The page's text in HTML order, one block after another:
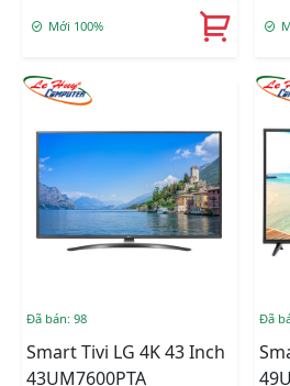
Mới 100%
Đã bán: 98
Smart Tivi LG 4K 43 Inch
43UM7600PTA
Đã